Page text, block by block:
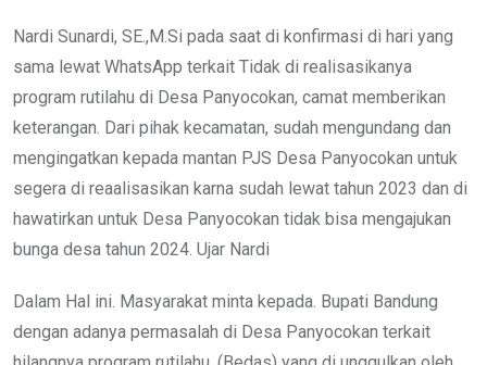
Nardi Sunardi, SE.,M.Si pada saat di konfirmasi di hari yang
sama lewat WhatsApp terkait Tidak di realisasikanya
program rutilahu di Desa Panyocokan, camat memberikan
keterangan. Dari pihak kecamatan, sudah mengundang dan
mengingatkan kepada mantan PJS Desa Panyocokan untuk
segera di reaalisasikan karna sudah lewat tahun 2023 dan di
hawatirkan untuk Desa Panyocokan tidak bisa mengajukan
bunga desa tahun 2024. Ujar Nardi
Dalam Hal ini. Masyarakat minta kepada. Bupati Bandung
dengan adanya permasalah di Desa Panyocokan terkait